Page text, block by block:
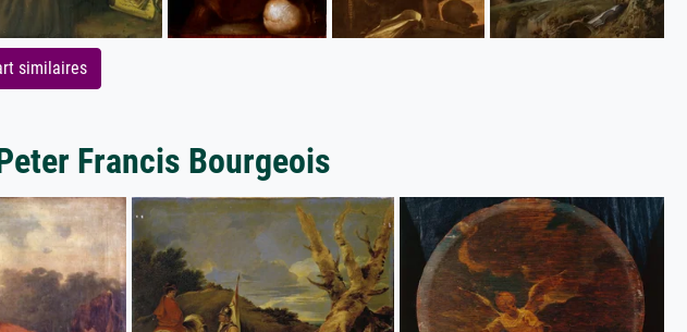
similaires
Francis Bourgeois